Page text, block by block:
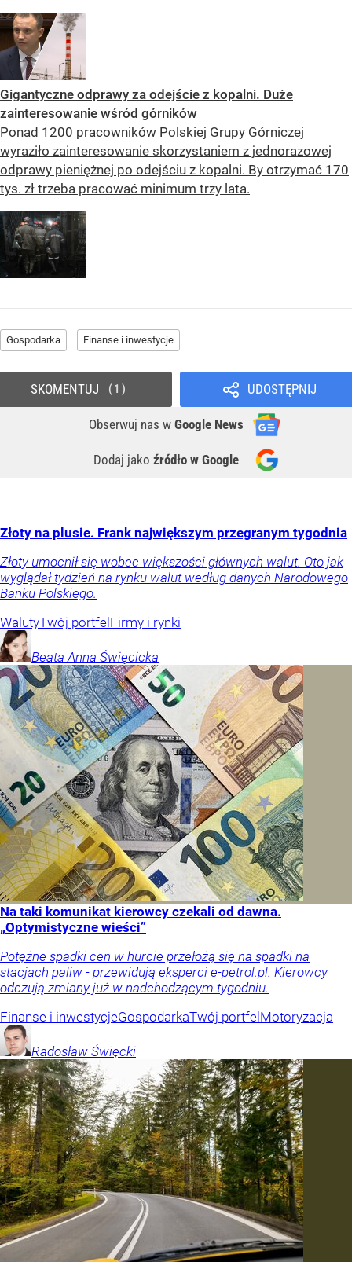
Gigantyczne odprawy za odejście z kopalni. Duże
zainteresowanie wśród górników
Ponad 1200 pracowników Polskiej Grupy Górniczej
wyraziło zainteresowanie skorzystaniem z jednorazowej
odprawy pieniężnej po odejściu z kopalni. By otrzymać 170
tys. zł trzeba pracować minimum trzy lata.
Gospodarka Finanse i inwestycje
UDOSTĘPNIJ
Obserwuj nas w Google News
Dodaj jako źródło w Google
SKOMENTUJ 1
Złoty na plusie. Frank największym przegranym tygodnia
Złoty umocnił się wobec większości głównych walut. Oto jak
wyglądał tydzień na rynku walut według danych Narodowego
Banku Polskiego.
WalutyTwój portfel Firmy i rynki
Beata Anna Święcicka
Na taki komunikat kierowcy czekali od dawna.
„Optymistyczne wieści”
Potężne spadki cen w hurcie przełożą się na spadki na
stacjach paliw - przewidują eksperci e-petrol.pl. Kierowcy
odczują zmiany już w nadchodzącym tygodniu.
Finanse i inwestycjeGospodarkaTwój portfel Motoryzacja
Radosław Święcki